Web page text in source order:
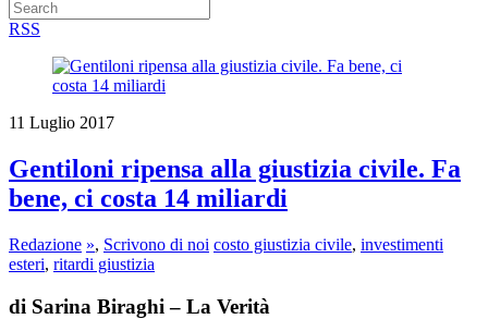
RSS
11 Luglio 2017
Gentiloni ripensa alla giustizia civile. Fa
bene, ci costa 14 miliardi
Redazione », Scrivono di noi costo giustizia civile, investimenti
esteri, ritardi giustizia
di Sarina Biraghi – La Verità